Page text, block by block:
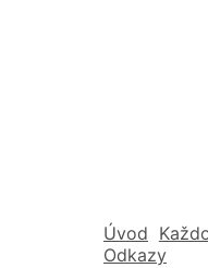
Úvod
Odkazy